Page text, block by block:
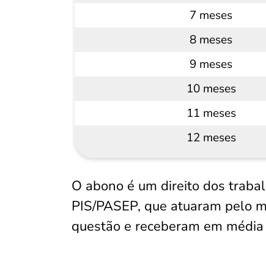
7 meses
8 meses
9 meses
10 meses
11 meses
12 meses
O abono é um direito dos
PIS/PASEP, que atuaram pelo
questão e receberam em